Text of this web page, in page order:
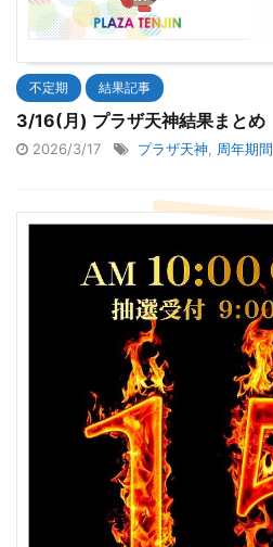
不定期 結果記事
3/16(月) プラザ天神結果まとめ
2026/3/17 プラザ天神 周年期間